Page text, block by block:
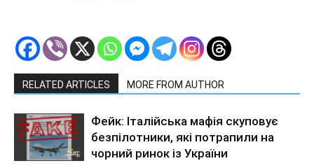
RELATED ARTICLES MORE FROM AUTHOR
Фейк: Італійська мафія скуповує
безпілотники, які потрапили на
чорний ринок із України